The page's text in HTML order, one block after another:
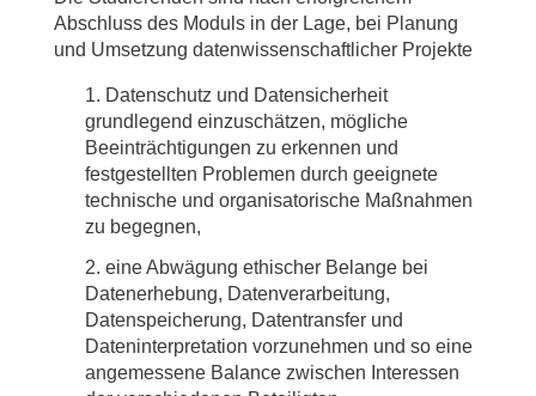
Abschluss des Moduls in der Lage, bei Planung
und Umsetzung datenwissenschaftlicher Projekte
Datenschutz und Datensicherheit
grundlegend einzuschätzen, mögliche
Beeinträchtigungen zu erkennen und
festgestellten Problemen durch geeignete
technische und organisatorische Maßnahmen
zu begegnen,
eine Abwägung et­­hischer Belange bei
Datenerhebung, Datenverarbeitung,
Datenspeicherung, Datentransfer und
Dateninterpretation vorzunehmen und so eine
angemessene Balance zwischen Interessen